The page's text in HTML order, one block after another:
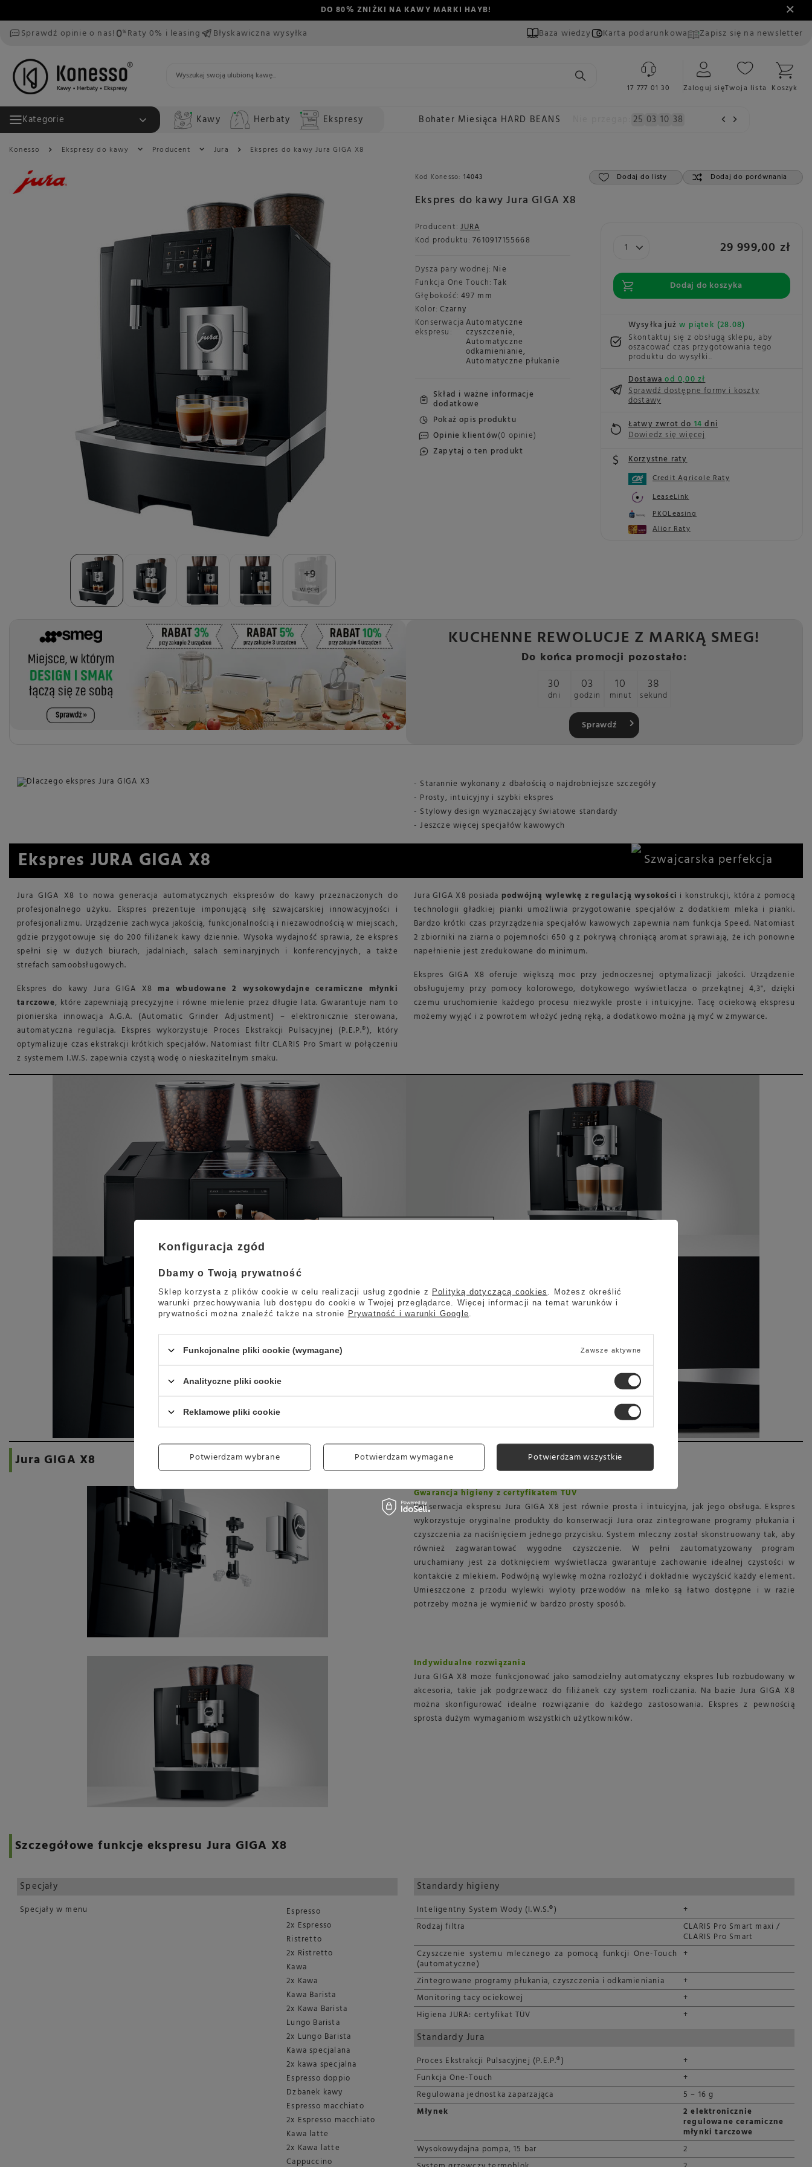
DO 80% ZNIŻKI NA KAWY MARKI HAYB!
Sprawdź opinie o nas!
Raty 0% i leasing Błyskawiczna wysyłka Baza wiedzy Karta podarunkowa Zapisz się na newsletter
17 777 01 30 Zaloguj sięTwoja lista Koszyk
Kategorie Kawy Herbaty Ekspresy Bohater Miesiąca HARD BEANS 25 03 10 37
Konesso Ekspresy do kawy Producent Jura Ekspres do kawy Jura GIGA X8
+9
więcej
Ekspres do kawy Jura GIGA X8
Kod Konesso: 14043 Dodaj do listy Dodaj do porównania
Producent: JURA
Kod produktu: 7610917155668
Dysza pary wodnej: Nie
Funkcja One Touch: Tak
Głębokość: 497 mm
Kolor: Czarny
Konserwacja
ekspresu:
Automatyczne
czyszczenie,
Automatyczne
odkamienianie,
Automatyczne płukanie
Skład i ważne informacje
dodatkowe
Pokaż opis produktu
Opinie klientów(0 opinie)
Zapytaj o ten produkt
29 999,00 zł
Dodaj do koszyka
Wysyłka jużw piątek (28.08)
Skontaktuj się z obsługą sklepu, aby
oszacować czas przygotowania tego
produktu do wysyłki.
Dostawaod 0,00 zł
Sprawdź dostępne formy i koszty
dostawy
Łatwy zwrot do14dni
Dowiedz się więcej
Korzystne raty
Credit Agricole Raty
LeaseLink
PKOLeasing
Alior Raty
KUCHENNE REWOLUCJE Z MARKĄ SMEG!
Do końca promocji pozostało:
30
dni
03
godzin
10
minut
37
sekund
Sprawdź
- Starannie wykonany z dbałością o najdrobniejsze szczegóły
- Prosty, intuicyjny i szybki ekspres
- Stylowy design wyznaczający światowe standardy
- Jeszcze więcej specjałów kawowych
Ekspres JURA GIGA X8 Szwajcarska perfekcja
Jura GIGA X8 to nowa generacja automatycznych ekspresów do kawy przeznaczonych do
profesjonalnego użyku. Ekspres prezentuje imponującą siłę szwajcarskiej innowacyjności i
profesjonalizmu. Urządzenie zachwyca jakością, funkcjonalnością i niezawodnością w miejscach,
gdzie przygotowuje się do 200 filiżanek kawy dziennie. Wysoka wydajność sprawia, że ekspres
spełni się w dużych biurach, jadalniach, salach seminaryjnych i konferencyjnych, a także
strefach samoobsługowych.
Ekspres do kawy Jura GIGA X8 ma wbudowane 2 wysokowydajne ceramiczne młynki
tarczowe, które zapewniają precyzyjne i równe mielenie przez długie lata. Gwarantuje nam to
pionierska innowacja A.G.A. (Automatic Grinder Adjustment) – elektronicznie sterowana,
automatyczna regulacja. Ekspres wykorzystuje Proces Ekstrakcji Pulsacyjnej (P.E.P.®), który
optymalizuje czas ekstrakcji krótkich specjałów. Natomiast filtr CLARIS Pro Smart w połączeniu
z systemem I.W.S. zapewnia czystą wodę o nieskazitelnym smaku.
Jura GIGA X8 posiada podwójną wylewkę z regulacją wysokości i konstrukcji, która z pomocą
technologii gładkiej pianki umożliwia przygotowanie specjałów z dodatkiem mleka i pianki.
Bardzo krótki czas przyrządzenia specjałów kawowych zapewnia nam funkcja Speed. Natomiast
2 zbiorniki na ziarna o pojemności 650 g z pokrywą chroniącą aromat sprawiają, że ich ponowne
napełnienie jest zredukowane do minimum.
Ekspres GIGA X8 oferuje większą moc przy jednoczesnej optymalizacji jakości. Urządzenie
obsługujemy przy pomocy kolorowego, dotykowego wyświetlacza o przekątnej 4,3", dzięki
czemu uruchomienie każdego procesu niezwykle proste i intuicyjne. Tacę ociekową ekspresu
możemy wyjąć i z powrotem włożyć jedną ręką, a dodatkowo można ją myć w zmywarce.
Jura GIGA X8
Gwarancja higieny z certyfikatem TÜV
Konserwacja ekspresu Jura GIGA X8 jest równie prosta i intuicyjna, jak jego obsługa. Ekspres
wykorzystuje oryginalne produkty do konserwacji Jura oraz zintegrowane programy płukania i
czyszczenia za naciśnięciem jednego przycisku. System mleczny został skonstruowany tak, aby
również zagwarantować wygodne czyszczenie. W pełni zautomatyzowany program
uruchamiany jest za dotknięciem wyświetlacza gwarantuje zachowanie idealnej czystości w
kontakcie z mlekiem. Podwójną wylewkę można rozlożyć i dokładnie wyczyścić każdy element.
Umieszczone z przodu wylewki wyloty przewodów na mleko są łatwo dostępne i w razie
potrzeby można je wymienić w bardzo prosty sposób.
Indywidualne rozwiązania
Jura GIGA X8 może funkcjonować jako samodzielny automatyczny ekspres lub rozbudowany w
akcesoria, takie jak podgrzewacz do filiżanek czy system rozliczania. Na bazie Jura GIGA X8
można skonfigurować idealne rozwiązanie do każdego zastosowania. Ekspres z pewnością
sprosta dużym wymaganiom wszystkich użytkowników.
Szczegółowe funkcje ekspresu Jura GIGA X8
Specjały
Specjały w menu
Espresso
2x Espresso
Ristretto
2x Ristretto
Kawa
2x Kawa
Kawa Barista
2x Kawa Barista
Lungo Barista
2x Lungo Barista
Kawa specjalana
2x kawa specjalna
Espresso doppio
Dzbanek kawy
Espresso macchiato
2x Espresso macchiato
Kawa latte
2x Kawa latte
Cappuccino
Standardy higieny
Inteligentny System Wody (I.W.S.®)
+
Rodzaj filtra
CLARIS Pro Smart maxi /
CLARIS Pro Smart
Czyszczenie systemu mlecznego za pomocą funkcji One-Touch
(automatyczne)
+
Zintegrowane programy płukania, czyszczenia i odkamieniania
+
Monitoring tacy ociekowej
+
Higiena JURA: certyfikat TÜV
+
Standardy Jura
Proces Ekstrakcji Pulsacyjnej (P.E.P.®)
+
Funkcja One-Touch
+
Regulowana jednostka zaparzająca
5 – 16 g
Młynek
2 elektronicznie
regulowane ceramiczne
młynki tarczowe
Wysokowydajna pompa, 15 bar
2
Konfiguracja zgód
Dbamy o Twoją prywatność
Sklep korzysta z plików cookie w celu realizacji usług zgodnie z Polityką dotyczącą cookies
. Możesz określić
warunki przechowywania lub dostępu do cookie w Twojej przeglądarce. Więcej informacji na temat warunków i
prywatności można znaleźć także na stronie Prywatność i warunki Google
Funkcjonalne pliki cookie (wymagane) Zawsze aktywne
Analityczne pliki cookie
Reklamowe pliki cookie
Potwierdzam wybrane Potwierdzam wymagane Potwierdzam wszystkie